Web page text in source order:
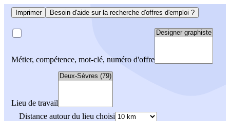
Imprimer Besoin d'aide sur la recherche d'offres d'emploi ?
Métier, compétence, mot-clé, numéro d'offre
Lieu de travail
Distance autour du lieu choisi